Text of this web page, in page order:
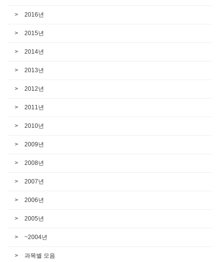
2016년
2015년
2014년
2013년
2012년
2011년
2010년
2009년
2008년
2007년
2006년
2005년
~2004년
과목별 모음